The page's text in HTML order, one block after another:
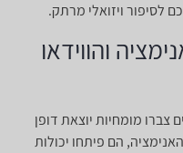
לסיפור ויזואלי מרתק.
והווידאו
צברו מומחיות יוצאת דופן
הם פיתחו יכולות